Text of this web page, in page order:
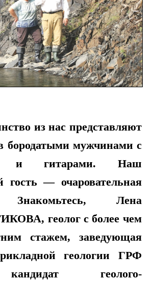
из нас представляют
бородатыми мужчинами с
и гитарами. Наш
гость — очаровательная
Знакомьтесь, Лена
геолог с более чем
стажем, заведующая
геологии ГРФ
геолого-